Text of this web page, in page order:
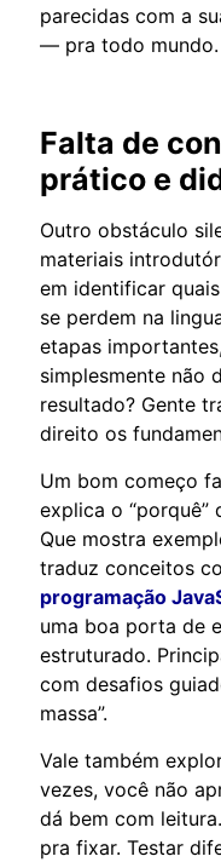
parecidas com a
— pra todo mundo.
Falta de
prático e
Outro obstáculo
materiais
em identificar
se perdem na
etapas
simplesmente não
resultado? Gente
direito os
Um bom começo
explica o “porquê”
Que mostra
traduz conceitos
programação
uma boa porta de
estruturado.
com desafios
massa”.
Vale também
vezes, você não
dá bem com
pra fixar. Testar